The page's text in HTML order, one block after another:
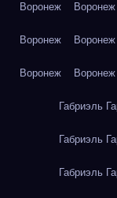
Воронеж Воронеж
Воронеж Воронеж
Воронеж Воронеж
Габриэль
Габриэль
Габриэль